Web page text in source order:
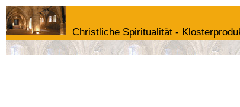
Christliche Spiritualität -